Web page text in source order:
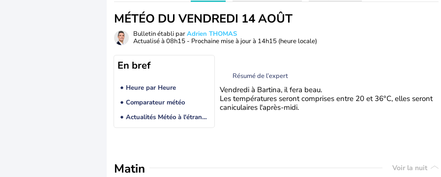
MÉTÉO DU VENDREDI 14 AOÛT
Bulletin établi parAdrien THOMAS
Actualisé à 08h15 - Prochaine mise à jour à 14h15 (heure locale)
En bref
Heure par Heure
Comparateur météo
Actualités Météo à l'étranger
Résumé de l’expert
Vendredi à Bartina, il fera beau.
Les températures seront comprises entre 20 et 36°C, elles seront
caniculaires l'après-midi.
Matin Voir la nuit